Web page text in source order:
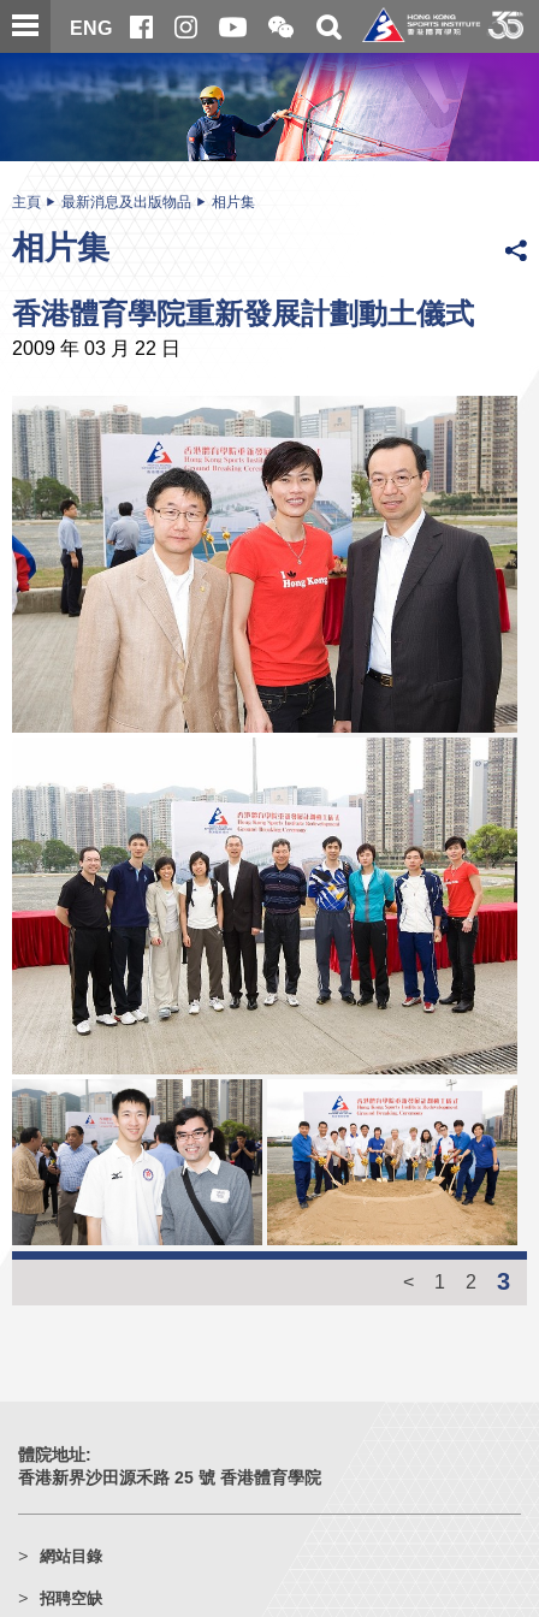
跳
至
內
ENG
開
合
微
信
二
維
碼
關
搜
尋
内
主頁 最新消息及出版物品 相片集
相片集
香港體育學院重新發展計劃動土儀式
2009 年 03 月 22 日
< 1 2 3
體院地址:
香港新界沙田源禾路 25 號 香港體育學院
網站目錄
招聘空缺